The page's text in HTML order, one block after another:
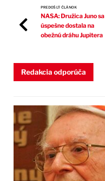
PREDOŠLÝ ČLÁNOK
NASA: Družica Juno sa
úspešne dostala na
obežnú dráhu Jupitera
Redakcia odporúča